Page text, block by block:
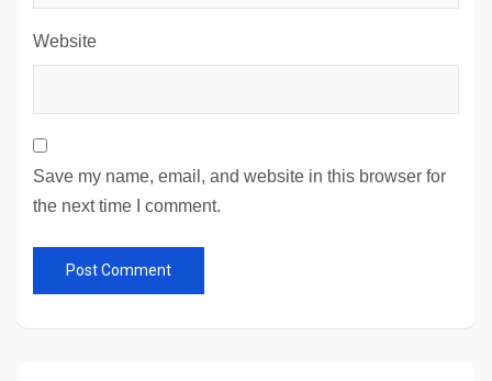
Website
Save my name, email, and website in this browser for
the next time I comment.